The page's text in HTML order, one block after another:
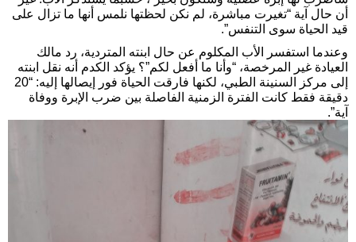
أن حال آية “تغيرت مباشرة، لم نكن لحظتها نلمس أنها ما تزال على
قيد الحياة سوى التنفس”.
وعندما استفسر الأب المكلوم عن حال ابنته المتردية، رد مالك
العيادة غير المرخصة، “وأنا ما أفعل لكم”؟ يؤكد الكدم أنه نقل ابنته
إلى مركز السنينة الطبي، لكنها فارقت الحياة فور إيصالها إليه: “20
دقيقة فقط كانت الفترة الزمنية الفاصلة بين ضرب الإبرة ووفاة
آية”.